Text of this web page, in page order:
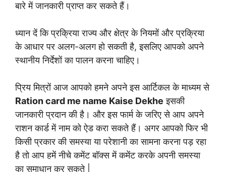
बारे में जानकारी प्राप्त कर सकते हैं।
ध्यान दें कि प्रक्रिया राज्य और क्षेत्र के नियमों और प्रक्रिया
के आधार पर अलग-अलग हो सकती है, इसलिए आपको अपने
स्थानीय निर्देशों का पालन करना चाहिए।
प्रिय मित्रों आज आपको हमने अपने इस आर्टिकल के माध्यम से
Ration card me name Kaise Dekhe इसकी
जानकारी प्रदान की है। और इस फार्म के जरिए से आप अपने
राशन कार्ड में नाम को ऐड करा सकते हैं। अगर आपको फिर भी
किसी प्रकार की समस्या या परेशानी का सामना करना पड़ रहा
है तो आप हमें नीचे कमेंट बॉक्स में कमेंट करके अपनी समस्या
का समाधान कर सकते |